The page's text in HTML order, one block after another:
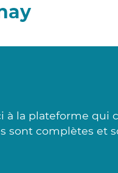
à la plateforme qui
sont complètes et